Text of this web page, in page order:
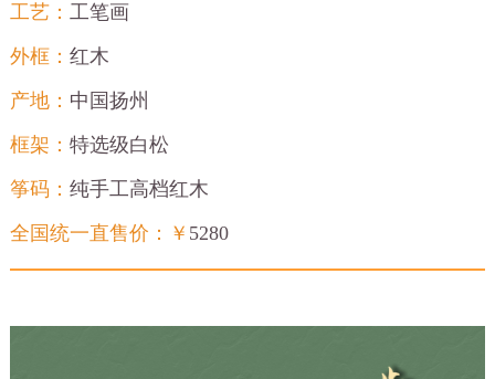
工艺： 工笔画
外框： 红木
产地： 中国扬州
框架： 特选级白松
筝码： 纯手工高档红木
全国统一直售价：￥ 5280